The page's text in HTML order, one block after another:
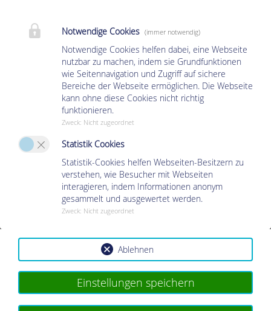
NÜTZLICHE ADRESSEN
Weitere Informationen >
KONTAKT
Deutsche Gesellschaft zur Bekämpfung der Krankheiten von Magen, Darm
und Leber sowie von Störungen des Stoffwechsels und der Ernährung
(Gastro-Liga) e.V.
Telefon: +49 (0)641 97 48-10
Telefax: +49 (0)641 97 48-118
E-Mail:geschaeftsstelle(at)gastro-liga.de
Weitere Informationen >
Notwendige Cookies (immer notwendig)
Notwendige Cookies helfen dabei, eine Webseite
nutzbar zu machen, indem sie Grundfunktionen
wie Seitennavigation und Zugriff auf sichere
Bereiche der Webseite ermöglichen. Die Webseite
kann ohne diese Cookies nicht richtig
funktionieren.
Zweck: Nicht zugeordnet
Statistik Cookies
Statistik-Cookies helfen Webseiten-Besitzern zu
verstehen, wie Besucher mit Webseiten
interagieren, indem Informationen anonym
gesammelt und ausgewertet werden.
Zweck: Nicht zugeordnet
Ablehnen
Einstellungen speichern